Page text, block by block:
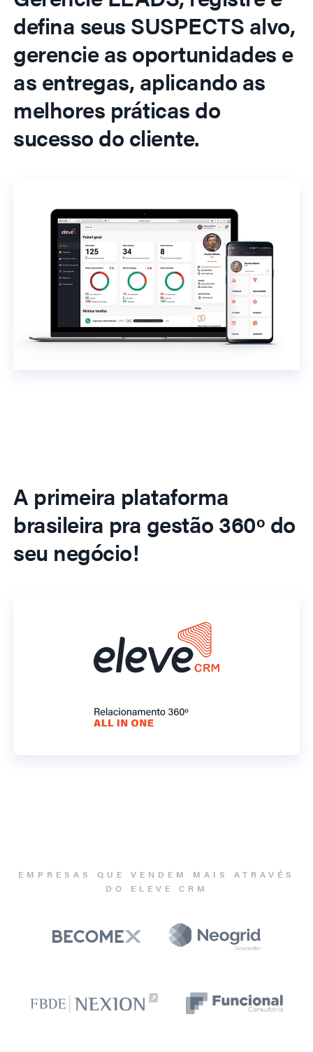
defina seus SUSPECTS alvo,
gerencie as oportunidades e
as entregas, aplicando as
melhores práticas do
sucesso do cliente.
A primeira plataforma
brasileira pra gestão 360º do
seu negócio!
EMPRESAS QUE VENDEM MAIS ATRAVÉS
DO ELEVE CRM